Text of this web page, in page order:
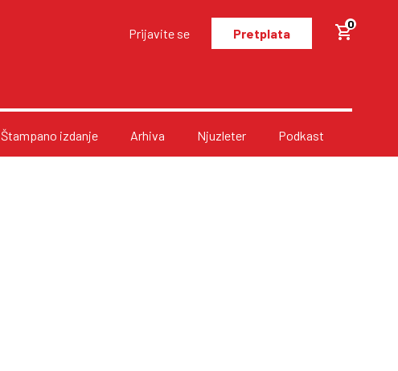
Prijavite se Pretplata
0
Štampano izdanje Arhiva Njuzleter Podkast